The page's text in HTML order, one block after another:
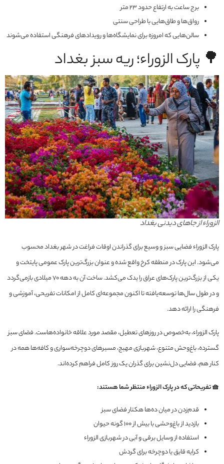
برج ساعت به ارتفاع حدود ۲۳ متر
رواق‌ها و طاق‌هایی با طراحی سنتی
سالن‌هایی که امروزه برای نمایشگاه‌ها و رویدادهای فرهنگی استفاده می‌شوند
🌳 پارک الزوراء؛ ریه سبز بغداد
الزوراء از جاهای دیدنی بغداد
پارک الزوراء فضایی سبز و وسیع برای گذراندن اوقات فراغت در شهر بغداد محسوب
می‌شود. این پارک در منطقه کرخ واقع شده و عنوان بزرگ‌ترین پارک عمومی پایتخت و
یکی از بزرگ‌ترین پارک‌های عراق را یدک می‌کشد. ساخت آن به دهه ۷۰ میلادی بازمی‌گردد
و در طول سال‌ها توسعه‌یافته تا اکنون مجموعه‌ای کامل از امکانات تفریحی، آموزشی و
فرهنگی را ارائه دهد.
پارک الزوراء، به‌خصوص در روزهای تعطیل، مقصد مورد علاقه خانواده‌هاست. فضای سبز
گسترده، باغ‌وحش متنوع، شهربازی مهیج، مسیرهای دوچرخه‌سواری و کافه‌ها همه در
کنار هم، فضایی دل‌نشین برای گذران یک روز کامل فراهم کرده‌اند.
🧺 تفریحاتی که در پارک الزوراء منتظر شما هستند:
قدم‌‌زدن در میان ده‌ها هکتار فضای سبز
بازدید از باغ‌وحشی با بیش از ۱۰۰ گونه حیوان
استفاده از وسایل برقی و آبی در شهربازی الزوراء
کرایه قایق یا دوچرخه برای گردش